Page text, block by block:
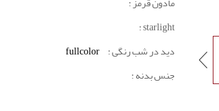
starlight :
دید در شب رنگی : fullcolor
جنس بدنه :